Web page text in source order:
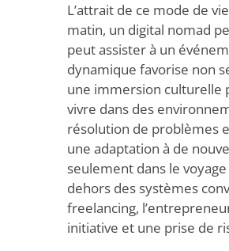
L’attrait de ce mode de
matin, un digital nomad
peut assister à un
dynamique favorise non
une immersion culturelle
vivre dans des
résolution de problèmes
une adaptation à de
seulement dans le
dehors des systèmes
freelancing,
initiative et une prise de